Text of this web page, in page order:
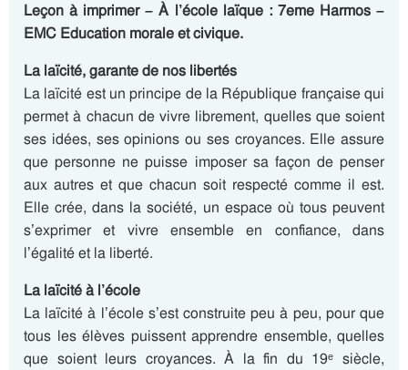
Leçon à imprimer – À l’école laïque : 7eme Harmos –
EMC Education morale et civique.
La laïcité, garante de nos libertés
La laïcité est un principe de la République française qui
permet à chacun de vivre librement, quelles que soient
ses idées, ses opinions ou ses croyances. Elle assure
que personne ne puisse imposer sa façon de penser
aux autres et que chacun soit respecté comme il est.
Elle crée, dans la société, un espace où tous peuvent
s’exprimer et vivre ensemble en confiance, dans
l’égalité et la liberté.
La laïcité à l’école
La laïcité à l’école s’est construite peu à peu, pour que
tous les élèves puissent apprendre ensemble, quelles
que soient leurs croyances. À la fin du 19ᵉ siècle,